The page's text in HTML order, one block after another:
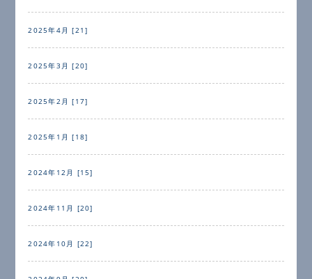
2025年4月 [21]
2025年3月 [20]
2025年2月 [17]
2025年1月 [18]
2024年12月 [15]
2024年11月 [20]
2024年10月 [22]